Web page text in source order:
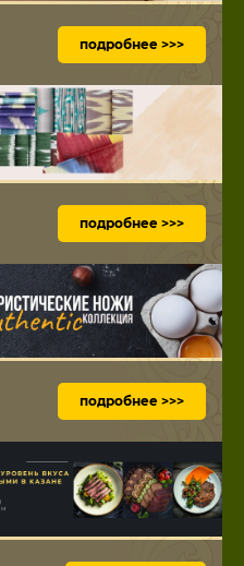
подробнее >>>
подробнее >>>
подробнее >>>